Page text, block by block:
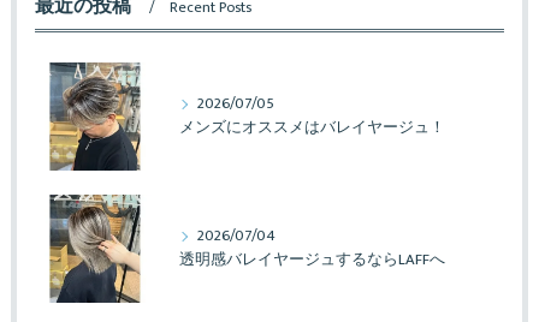
最近の投稿 Recent Posts
2026/07/05
メンズにオススメはバレイヤージュ！
2026/07/04
透明感バレイヤージュするならLAFFへ